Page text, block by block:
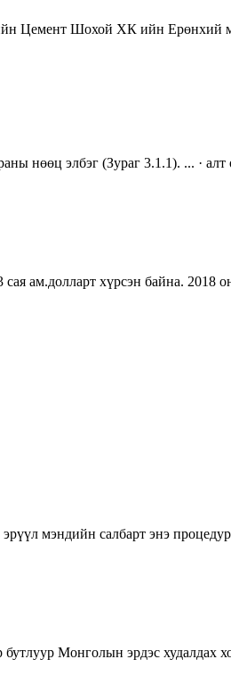
Цемент Шохой ХК ийн Ерөнхий
нөөц элбэг (Зураг 3.1.1). ... ·
ам.долларт хүрсэн байна. 2018
эрүүл мэндийн салбарт энэ
Монголын эрдэс худалдах